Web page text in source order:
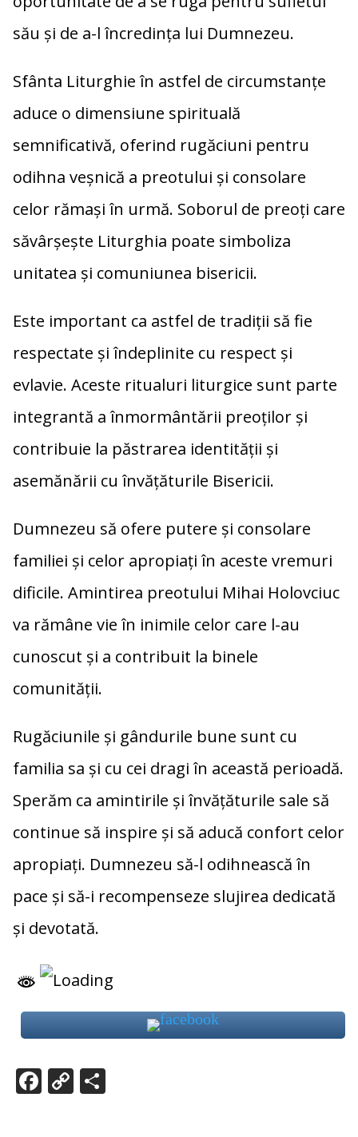
său și de a-l încredința lui Dumnezeu.
Sfânta Liturghie în astfel de circumstanțe
aduce o dimensiune spirituală
semnificativă, oferind rugăciuni pentru
odihna veșnică a preotului și consolare
celor rămași în urmă. Soborul de preoți care
săvârșește Liturghia poate simboliza
unitatea și comuniunea bisericii.
Este important ca astfel de tradiții să fie
respectate și îndeplinite cu respect și
evlavie. Aceste ritualuri liturgice sunt parte
integrantă a înmormântării preoților și
contribuie la păstrarea identității și
asemănării cu învățăturile Bisericii.
Dumnezeu să ofere putere și consolare
familiei și celor apropiați în aceste vremuri
dificile. Amintirea preotului Mihai Holovciuc
va rămâne vie în inimile celor care l-au
cunoscut și a contribuit la binele
comunității.
Rugăciunile și gândurile bune sunt cu
familia sa și cu cei dragi în această perioadă.
Sperăm ca amintirile și învățăturile sale să
continue să inspire și să aducă confort celor
apropiați. Dumnezeu să-l odihnească în
pace și să-i recompenseze slujirea dedicată
și devotată.
F C P